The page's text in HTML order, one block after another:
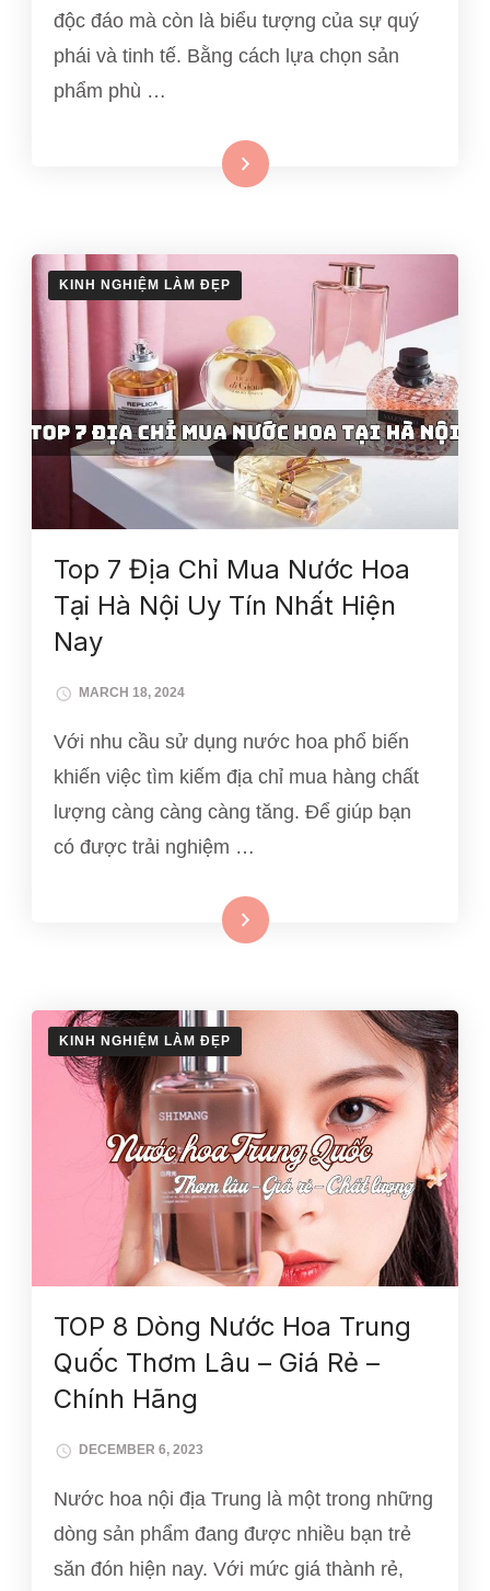
độc đáo mà còn là biểu tượng của sự quý
phái và tinh tế. Bằng cách lựa chọn sản
phẩm phù …
Xem thêm
KINH NGHIỆM LÀM ĐẸP
Top 7 Địa Chỉ Mua Nước Hoa
Tại Hà Nội Uy Tín Nhất Hiện
Nay
MARCH 18, 2024
Với nhu cầu sử dụng nước hoa phổ biến
khiến việc tìm kiếm địa chỉ mua hàng chất
lượng càng càng càng tăng. Để giúp bạn
có được trải nghiệm …
Xem thêm
KINH NGHIỆM LÀM ĐẸP
TOP 8 Dòng Nước Hoa Trung
Quốc Thơm Lâu – Giá Rẻ –
Chính Hãng
DECEMBER 6, 2023
Nước hoa nội địa Trung là một trong những
dòng sản phẩm đang được nhiều bạn trẻ
săn đón hiện nay. Với mức giá thành rẻ,